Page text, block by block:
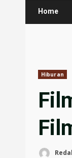
Home
Hiburan